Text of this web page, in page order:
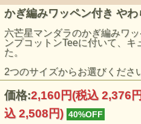
かぎ編みワッペン付き や
六芒星マンダラのかぎ編みワ
ンプコットンTeeに付いて、キ
た。
2つのサイズからお選びくださ
価格:2,160円(税込 2,376
込 2,508円) 40%OFF